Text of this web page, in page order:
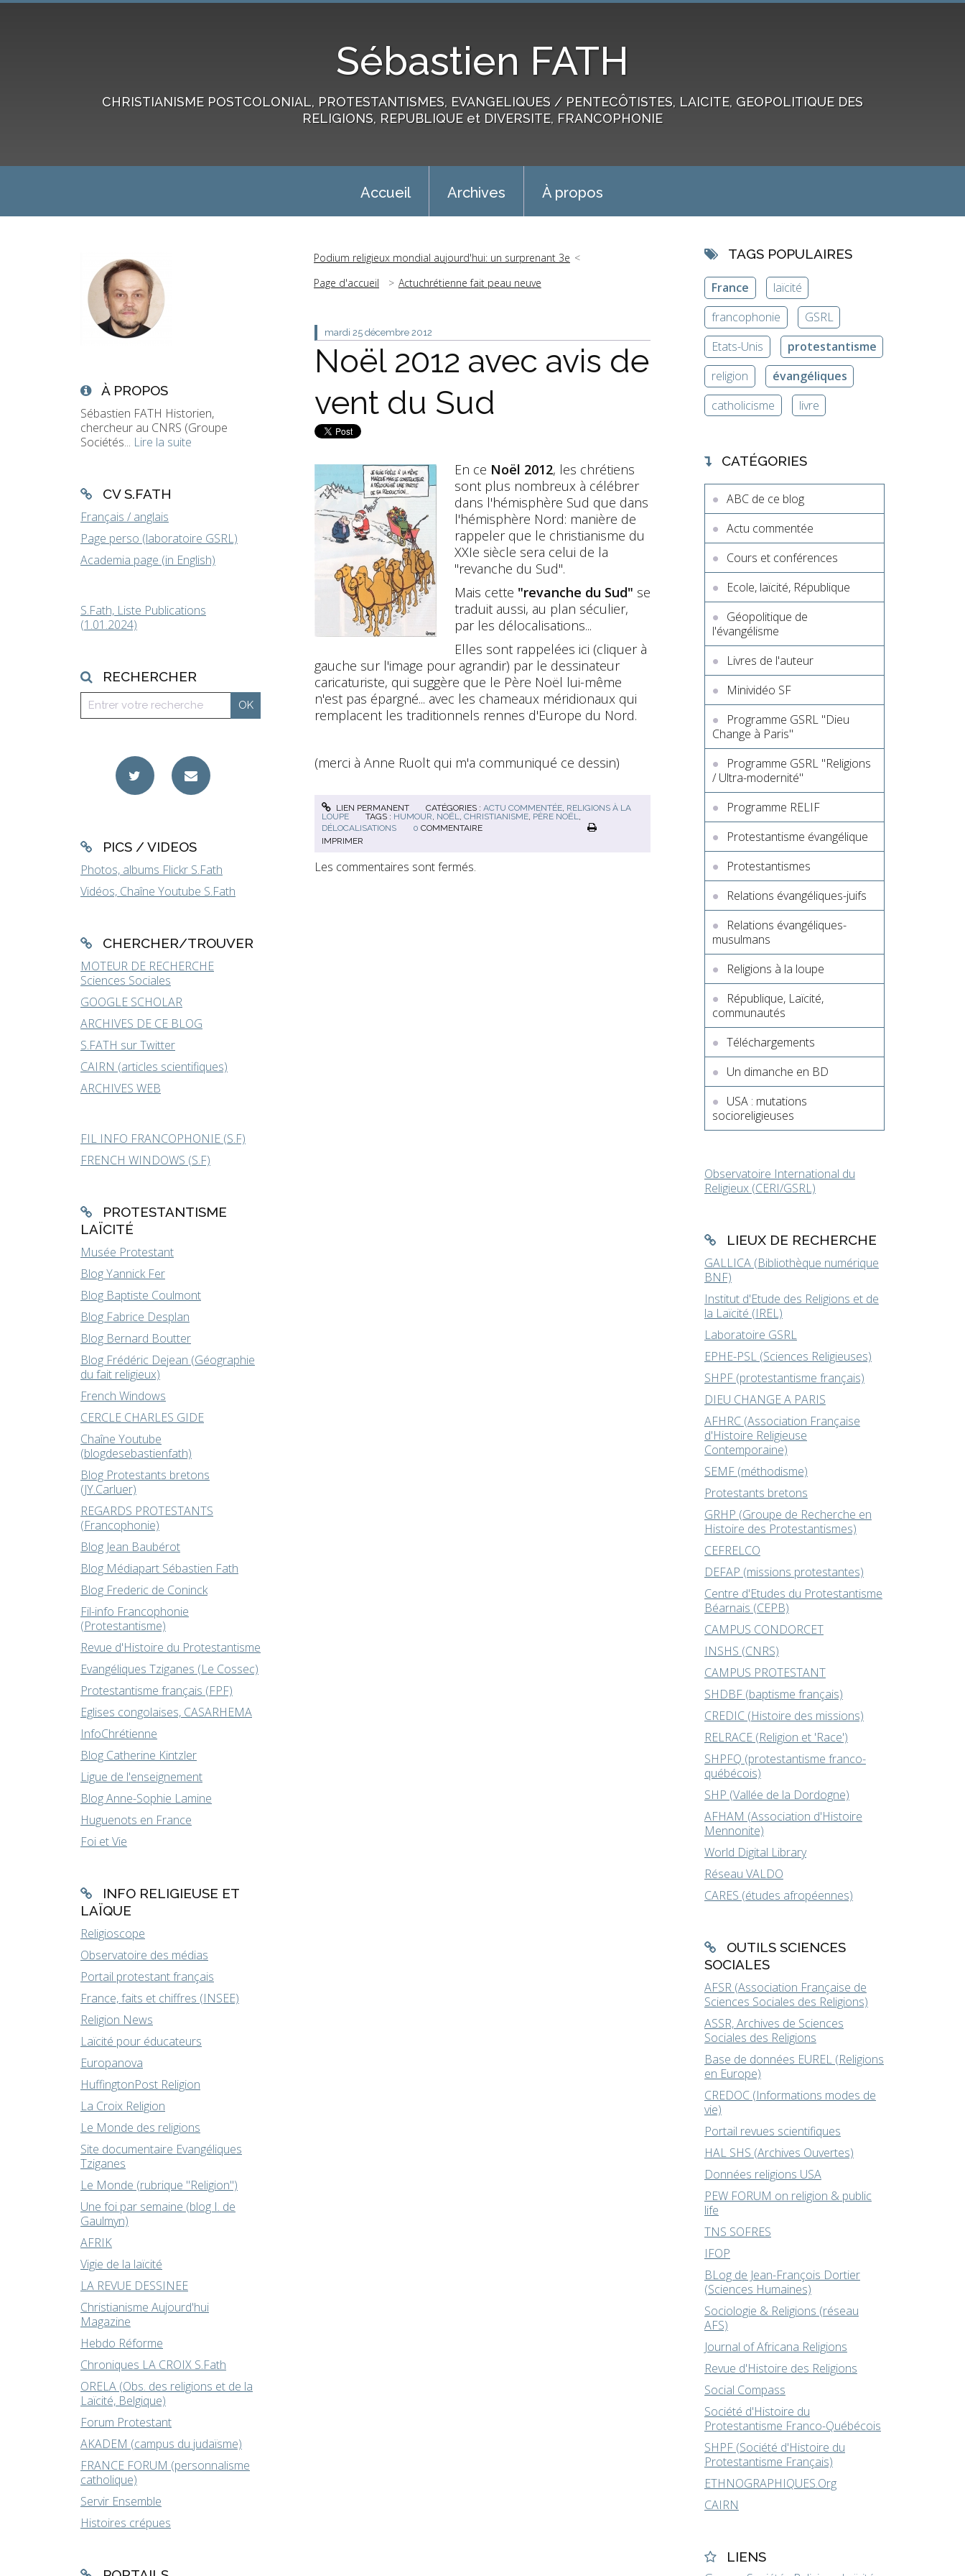
Sébastien FATH
CHRISTIANISME POSTCOLONIAL, PROTESTANTISMES, EVANGELIQUES / PENTECÔTISTES, LAICITE, GEOPOLITIQUE DES
RELIGIONS, REPUBLIQUE et DIVERSITE, FRANCOPHONIE
Accueil Archives À propos
À PROPOS
Sébastien FATH Historien,
chercheur au CNRS (Groupe
Sociétés... Lire la suite
CV S.FATH
Français / anglais
Page perso (laboratoire GSRL)
Academia page (in English)
S.Fath, Liste Publications
(1.01.2024)
RECHERCHER
PICS / VIDEOS
Photos, albums Flickr S.Fath
Vidéos, Chaîne Youtube S.Fath
CHERCHER/TROUVER
MOTEUR DE RECHERCHE
Sciences Sociales
GOOGLE SCHOLAR
ARCHIVES DE CE BLOG
S.FATH sur Twitter
CAIRN (articles scientifiques)
ARCHIVES WEB
FIL INFO FRANCOPHONIE (S.F)
FRENCH WINDOWS (S.F)
PROTESTANTISME
LAÏCITÉ
Musée Protestant
Blog Yannick Fer
Blog Baptiste Coulmont
Blog Fabrice Desplan
Blog Bernard Boutter
Blog Frédéric Dejean (Géographie
du fait religieux)
French Windows
CERCLE CHARLES GIDE
Chaîne Youtube
(blogdesebastienfath)
Blog Protestants bretons
(JY.Carluer)
REGARDS PROTESTANTS
(Francophonie)
Blog Jean Baubérot
Blog Médiapart Sébastien Fath
Blog Frederic de Coninck
Fil-info Francophonie
(Protestantisme)
Revue d'Histoire du Protestantisme
Evangéliques Tziganes (Le Cossec)
Protestantisme français (FPF)
Eglises congolaises, CASARHEMA
InfoChrétienne
Blog Catherine Kintzler
Ligue de l'enseignement
Blog Anne-Sophie Lamine
Huguenots en France
Foi et Vie
INFO RELIGIEUSE ET
LAÏQUE
Religioscope
Observatoire des médias
Portail protestant français
France, faits et chiffres (INSEE)
Religion News
Laïcité pour éducateurs
Europanova
HuffingtonPost Religion
La Croix Religion
Le Monde des religions
Site documentaire Evangéliques
Tziganes
Le Monde (rubrique "Religion")
Une foi par semaine (blog I. de
Gaulmyn)
AFRIK
Vigie de la laïcité
LA REVUE DESSINEE
Christianisme Aujourd'hui
Magazine
Hebdo Réforme
Chroniques LA CROIX S.Fath
ORELA (Obs. des religions et de la
Laïcité, Belgique)
Forum Protestant
AKADEM (campus du judaïsme)
FRANCE FORUM (personnalisme
catholique)
Servir Ensemble
Histoires crépues
Podium religieux mondial aujourd'hui: un surprenant 3e
Page d'accueil
Actuchrétienne fait peau neuve
mardi 25 décembre 2012
Noël 2012 avec avis de
vent du Sud
En ce Noël 2012, les chrétiens
sont plus nombreux à célébrer
dans l'hémisphère Sud que dans
l'hémisphère Nord: manière de
rappeler que le christianisme du
XXIe siècle sera celui de la
"revanche du Sud".
Mais cette "revanche du Sud" se
traduit aussi, au plan séculier,
par les délocalisations...
Elles sont rappelées ici (cliquer à
gauche sur l'image pour agrandir) par le dessinateur
caricaturiste, qui suggère que le Père Noël lui-même
n'est pas épargné... avec les chameaux méridionaux qui
remplacent les traditionnels rennes d'Europe du Nord.
(merci à Anne Ruolt qui m'a communiqué ce dessin)
LIEN PERMANENT CATÉGORIES :ACTU COMMENTÉE RELIGIONS À LA
LOUPE
TAGS : HUMOUR NOËL CHRISTIANISME, PÈRE NOËL
DÉLOCALISATIONS
0 COMMENTAIRE
IMPRIMER
Les commentaires sont fermés.
TAGS POPULAIRES
France
laïcité
francophonie
GSRL
Etats-Unis
protestantisme
religion
évangéliques
catholicisme
livre
CATÉGORIES
ABC de ce blog
Actu commentée
Cours et conférences
Ecole, laïcité, République
Géopolitique de
l'évangélisme
Livres de l'auteur
Minividéo SF
Programme GSRL "Dieu
Change à Paris"
Programme GSRL "Religions
/ Ultra-modernité"
Programme RELIF
Protestantisme évangélique
Protestantismes
Relations évangéliques-juifs
Relations évangéliques-
musulmans
Religions à la loupe
République, Laïcité,
communautés
Téléchargements
Un dimanche en BD
USA : mutations
socioreligieuses
Observatoire International du
Religieux (CERI/GSRL)
LIEUX DE RECHERCHE
GALLICA (Bibliothèque numérique
BNF)
Institut d'Etude des Religions et de
la Laïcité (IREL)
Laboratoire GSRL
EPHE-PSL (Sciences Religieuses)
SHPF (protestantisme français)
DIEU CHANGE A PARIS
AFHRC (Association Française
d'Histoire Religieuse
Contemporaine)
SEMF (méthodisme)
Protestants bretons
GRHP (Groupe de Recherche en
Histoire des Protestantismes)
CEFRELCO
DEFAP (missions protestantes)
Centre d'Etudes du Protestantisme
Béarnais (CEPB)
CAMPUS CONDORCET
INSHS (CNRS)
CAMPUS PROTESTANT
SHDBF (baptisme français)
CREDIC (Histoire des missions)
RELRACE (Religion et 'Race')
SHPFQ (protestantisme franco-
québécois)
SHP (Vallée de la Dordogne)
AFHAM (Association d'Histoire
Mennonite)
World Digital Library
Réseau VALDO
CARES (études afropéennes)
OUTILS SCIENCES
SOCIALES
AFSR (Association Française de
Sciences Sociales des Religions)
ASSR, Archives de Sciences
Sociales des Religions
Base de données EUREL (Religions
en Europe)
CREDOC (Informations modes de
vie)
Portail revues scientifiques
HAL SHS (Archives Ouvertes)
Données religions USA
PEW FORUM on religion & public
life
TNS SOFRES
IFOP
BLog de Jean-François Dortier
(Sciences Humaines)
Sociologie & Religions (réseau
AFS)
Journal of Africana Religions
Revue d'Histoire des Religions
Social Compass
Société d'Histoire du
Protestantisme Franco-Québécois
SHPF (Société d'Histoire du
Protestantisme Français)
ETHNOGRAPHIQUES.Org
CAIRN
LIENS